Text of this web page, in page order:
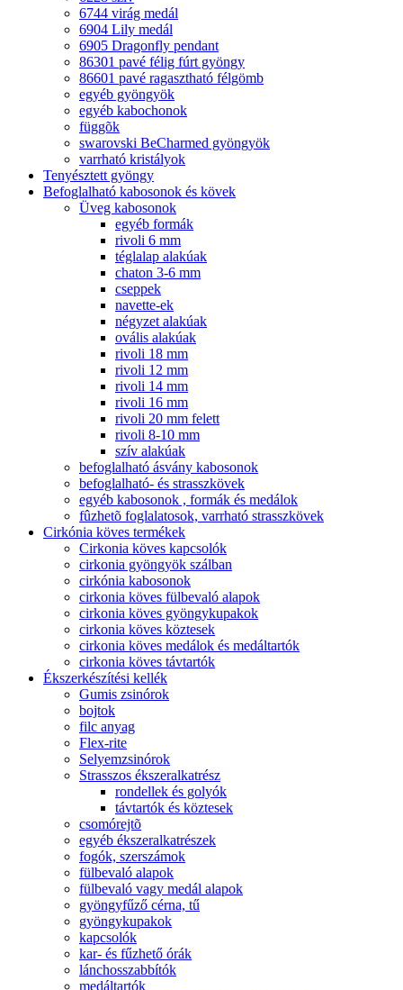
6744 virág medál
6904 Lily medál
6905 Dragonfly pendant
86301 pavé félig fúrt gyöngy
86601 pavé ragasztható félgömb
egyéb gyöngyök
egyéb kabochonok
függõk
swarovski BeCharmed gyöngyök
varrható kristályok
Tenyésztett gyöngy
Befoglalható kabosonok és kövek
Üveg kabosonok
egyéb formák
rivoli 6 mm
téglalap alakúak
chaton 3-6 mm
cseppek
navette-ek
négyzet alakúak
ovális alakúak
rivoli 18 mm
rivoli 12 mm
rivoli 14 mm
rivoli 16 mm
rivoli 20 mm felett
rivoli 8-10 mm
szív alakúak
befoglalható ásvány kabosonok
befoglalható- és strasszkövek
egyéb kabosonok , formák és medálok
fûzhetõ foglalatosok, varrható strasszkövek
Cirkónia köves termékek
Cirkonia köves kapcsolók
cirkonia gyöngyök szálban
cirkónia kabosonok
cirkonia köves fülbevaló alapok
cirkonia köves gyöngykupakok
cirkonia köves köztesek
cirkonia köves medálok és medáltartók
cirkonia köves távtartók
Ékszerkészítési kellék
Gumis zsinórok
bojtok
filc anyag
Flex-rite
Selyemzsinórok
Strasszos ékszeralkatrész
rondellek és golyók
távtartók és köztesek
csomórejtõ
egyéb ékszeralkatrészek
fogók, szerszámok
fülbevaló alapok
fülbevaló vagy medál alapok
gyöngyfűző cérna, tű
gyöngykupakok
kapcsolók
kar- és fűzhető órák
lánchosszabbítók
medáltartók